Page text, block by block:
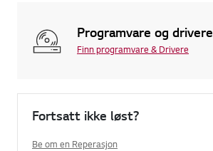
Programvare og drivere
Finn programvare & Drivere
Fortsatt ikke løst?
Be om en Reperasjon